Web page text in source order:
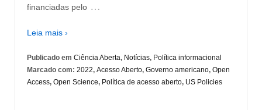
financiadas pelo …
Leia mais ›
Publicado em Ciência Aberta, Notícias, Política informacional
Marcado com: 2022, Acesso Aberto, Governo americano, Open
Access, Open Science, Política de acesso aberto, US Policies